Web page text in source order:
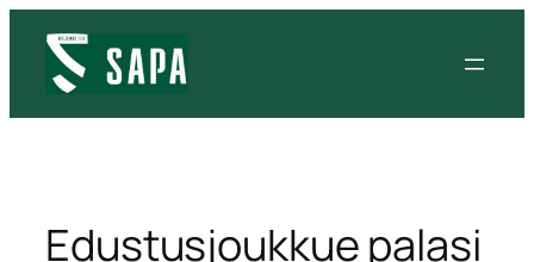
sisältöön
Edustusjoukkue palasi